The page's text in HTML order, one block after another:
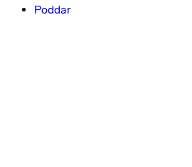
Poddar